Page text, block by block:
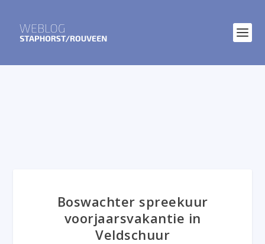
Boswachter spreekuur
voorjaarsvakantie in
Veldschuur